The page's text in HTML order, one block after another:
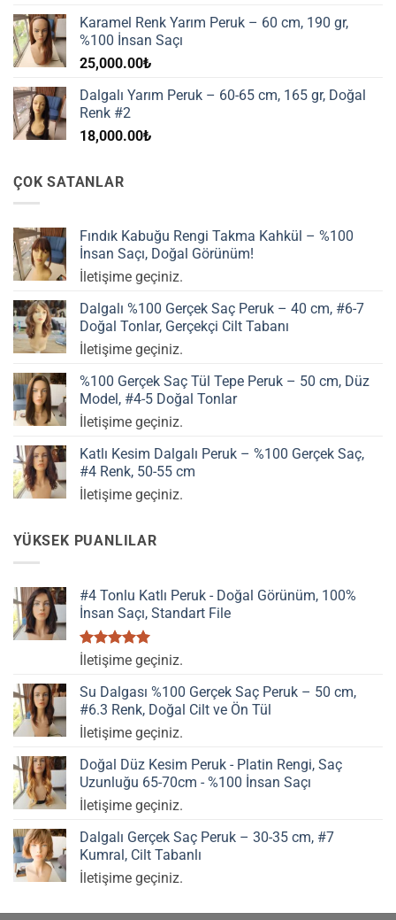
Karamel Renk Yarım Peruk – 60 cm, 190 gr,
%100 İnsan Saçı
25,000.00₺
Dalgalı Yarım Peruk – 60-65 cm, 165 gr, Doğal
Renk #2
18,000.00₺
ÇOK SATANLAR
Fındık Kabuğu Rengi Takma Kahkül – %100
İnsan Saçı, Doğal Görünüm!
İletişime geçiniz.
Dalgalı %100 Gerçek Saç Peruk – 40 cm, #6-7
Doğal Tonlar, Gerçekçi Cilt Tabanı
İletişime geçiniz.
%100 Gerçek Saç Tül Tepe Peruk – 50 cm, Düz
Model, #4-5 Doğal Tonlar
İletişime geçiniz.
Katlı Kesim Dalgalı Peruk – %100 Gerçek Saç,
#4 Renk, 50-55 cm
İletişime geçiniz.
YÜKSEK PUANLILAR
#4 Tonlu Katlı Peruk - Doğal Görünüm, 100%
İnsan Saçı, Standart File
5 üzerinden
oy
aldı
İletişime geçiniz.
Su Dalgası %100 Gerçek Saç Peruk – 50 cm,
#6.3 Renk, Doğal Cilt ve Ön Tül
İletişime geçiniz.
Doğal Düz Kesim Peruk - Platin Rengi, Saç
Uzunluğu 65-70cm - %100 İnsan Saçı
İletişime geçiniz.
Dalgalı Gerçek Saç Peruk – 30-35 cm, #7
Kumral, Cilt Tabanlı
İletişime geçiniz.